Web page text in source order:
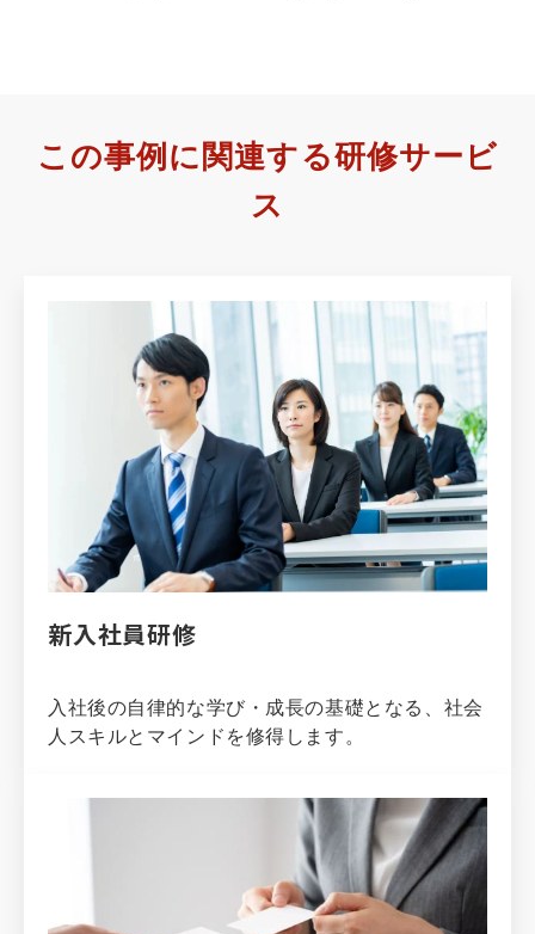
この事例に関連する研修サービ
ス
新入社員研修
入社後の自律的な学び・成長の基礎となる、社会
人スキルとマインドを修得します。